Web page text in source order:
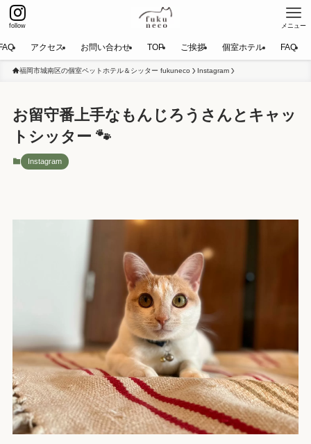
follow メニュー
アクセス お問い合わせ TOP ご挨拶 個室ホテル FAQ
福岡市城南区の個室ペットホテル＆シッター fukuneco Instagram
お留守番上手なもんじろうさんとキャッ
トシッター 🐾
Instagram